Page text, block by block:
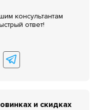
консультантам
ответ!
и скидках